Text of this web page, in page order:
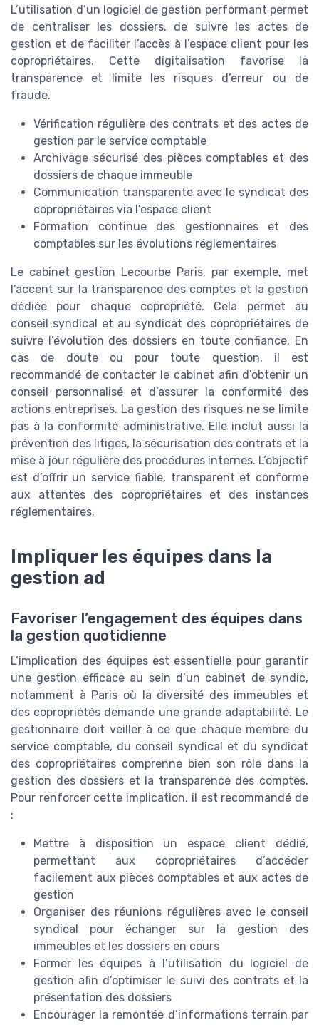
L’utilisation d’un logiciel de gestion performant permet
de centraliser les dossiers, de suivre les actes de
gestion et de faciliter l’accès à l’espace client pour les
copropriétaires. Cette digitalisation favorise la
transparence et limite les risques d’erreur ou de
fraude.
Vérification régulière des contrats et des actes de
gestion par le service comptable
Archivage sécurisé des pièces comptables et des
dossiers de chaque immeuble
Communication transparente avec le syndicat des
copropriétaires via l’espace client
Formation continue des gestionnaires et des
comptables sur les évolutions réglementaires
Le cabinet gestion Lecourbe Paris, par exemple, met
l’accent sur la transparence des comptes et la gestion
dédiée pour chaque copropriété. Cela permet au
conseil syndical et au syndicat des copropriétaires de
suivre l’évolution des dossiers en toute confiance. En
cas de doute ou pour toute question, il est
recommandé de contacter le cabinet afin d’obtenir un
conseil personnalisé et d’assurer la conformité des
actions entreprises. La gestion des risques ne se limite
pas à la conformité administrative. Elle inclut aussi la
prévention des litiges, la sécurisation des contrats et la
mise à jour régulière des procédures internes. L’objectif
est d’offrir un service fiable, transparent et conforme
aux attentes des copropriétaires et des instances
réglementaires.
Impliquer les équipes dans la
gestion ad
Favoriser l’engagement des équipes dans
la gestion quotidienne
L’implication des équipes est essentielle pour garantir
une gestion efficace au sein d’un cabinet de syndic,
notamment à Paris où la diversité des immeubles et
des copropriétés demande une grande adaptabilité. Le
gestionnaire doit veiller à ce que chaque membre du
service comptable, du conseil syndical et du syndicat
des copropriétaires comprenne bien son rôle dans la
gestion des dossiers et la transparence des comptes.
Pour renforcer cette implication, il est recommandé de
:
Mettre à disposition un espace client dédié,
permettant aux copropriétaires d’accéder
facilement aux pièces comptables et aux actes de
gestion
Organiser des réunions régulières avec le conseil
syndical pour échanger sur la gestion des
immeubles et les dossiers en cours
Former les équipes à l’utilisation du logiciel de
gestion afin d’optimiser le suivi des contrats et la
présentation des dossiers
Encourager la remontée d’informations terrain par